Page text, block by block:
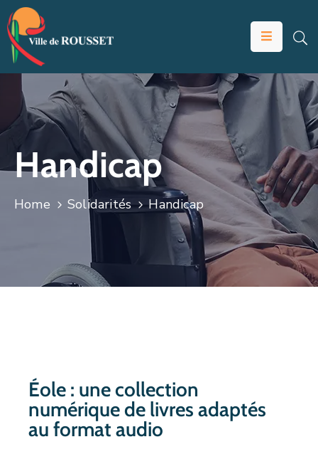
VOTRE
VIVRE
ÉDUCATION
JEUNESSE
ÉCONOMIE
Handicap
Home Solidarités Handicap
Éole : une collection
numérique de livres adaptés
au format audio